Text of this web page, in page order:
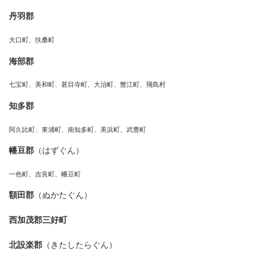
丹羽郡
大口町、扶桑町
海部郡
七宝町、美和町、甚目寺町、大治町、蟹江町、飛島村
知多郡
阿久比町、東浦町、南知多町、美浜町、武豊町
幡豆郡 （はずぐん）
一色町、吉良町、幡豆町
額田郡 （ぬかたぐん）
西加茂郡三好町
北設楽郡 （きたしたらぐん）